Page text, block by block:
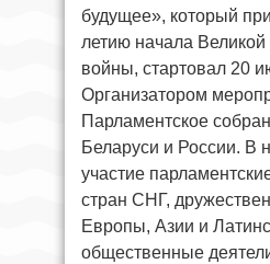
будущее», который
летию начала Великой
войны, стартовал 20
Организатором
Парламентское
Беларуси и России. В
участие
стран СНГ,
Европы, Азии и
общественные